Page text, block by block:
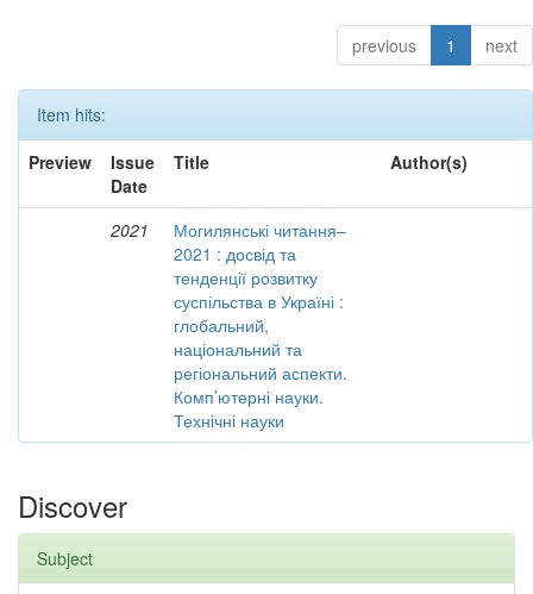
previous 1 next
Item hits:
Preview
Issue
Date
Title Author(s)
2021
Могилянські читання–
2021 : досвід та
тенденції розвитку
суспільства в Україні :
глобальний,
національний та
регіональний аспекти.
Комп’ютерні науки.
Технічні науки
Discover
Subject